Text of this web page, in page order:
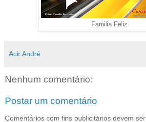
Familia Feliz
Acir André
Nenhum comentário:
Postar um comentário
Comentários com fins publicitários devem ser